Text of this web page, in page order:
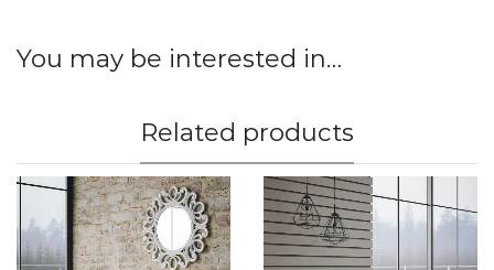
You may be interested in…
Related products